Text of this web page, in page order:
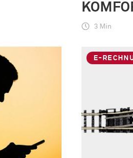
3 Min
E-